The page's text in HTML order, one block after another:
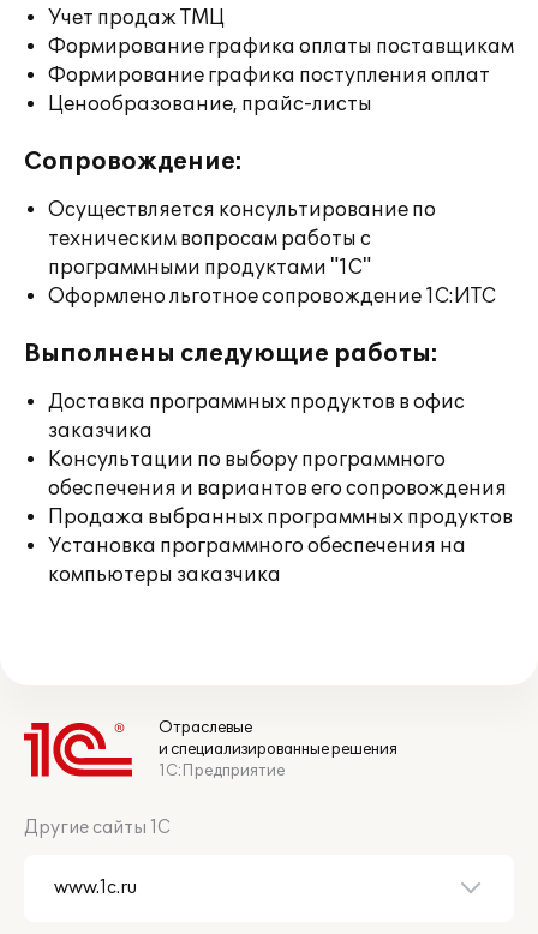
Учет продаж ТМЦ
Формирование графика оплаты поставщикам
Формирование графика поступления оплат
Ценообразование, прайс-листы
Сопровождение:
Осуществляется консультирование по
техническим вопросам работы с
программными продуктами "1С"
Оформлено льготное сопровождение 1С:ИТС
Выполнены следующие работы:
Доставка программных продуктов в офис
заказчика
Консультации по выбору программного
обеспечения и вариантов его сопровождения
Продажа выбранных программных продуктов
Установка программного обеспечения на
компьютеры заказчика
Отраслевые
и специализированные решения
1С:Предприятие
Другие сайты 1С